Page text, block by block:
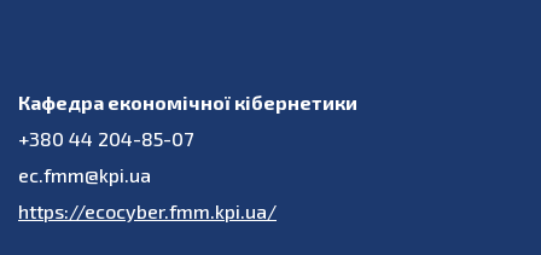
Кафедра економічної кібернетики
+380 44 204-85-07
ec.fmm@kpi.ua
https://ecocyber.fmm.kpi.ua/